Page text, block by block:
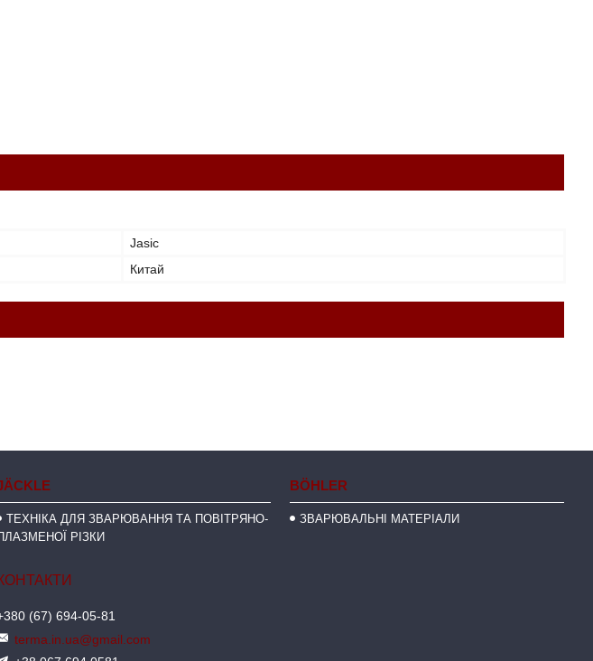
Jasic
Китай
ТЕХНІКА ДЛЯ ЗВАРЮВАННЯ ТА ПОВІТРЯНО-
РІЗКИ
BÖHLER
ЗВАРЮВАЛЬНІ МАТЕРІАЛИ
(67) 694-05-81
terma.in.ua@gmail.com